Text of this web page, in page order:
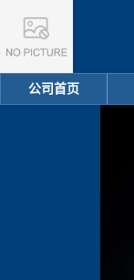
公司首页